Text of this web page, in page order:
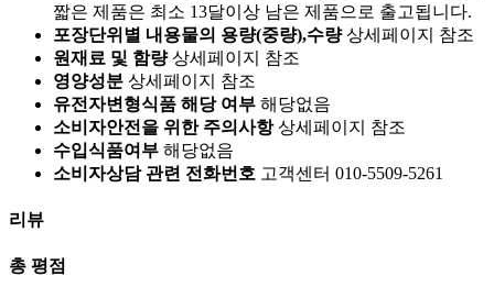
짧은 제품은 최소 13달이상 남은 제품으로 출고됩니다.
포장단위별 내용물의 용량(중량),수량 상세페이지 참조
원재료 및 함량 상세페이지 참조
영양성분 상세페이지 참조
유전자변형식품 해당 여부 해당없음
소비자안전을 위한 주의사항 상세페이지 참조
수입식품여부 해당없음
소비자상담 관련 전화번호 고객센터 010-5509-5261
리뷰
총 평점